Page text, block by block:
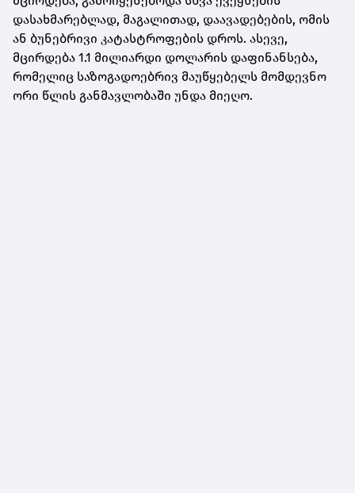
დასახმარებლად, მაგალითად, დაავადებების, ომის
ან ბუნებრივი კატასტროფების დროს. ასევე,
მცირდება 1.1 მილიარდი დოლარის დაფინანსება,
რომელიც საზოგადოებრივ მაუწყებელს მომდევნო
ორი წლის განმავლობაში უნდა მიეღო.